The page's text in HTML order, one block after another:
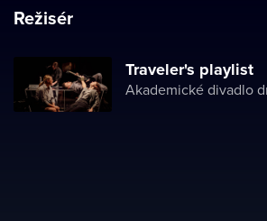
Režisér
Traveler's playlist